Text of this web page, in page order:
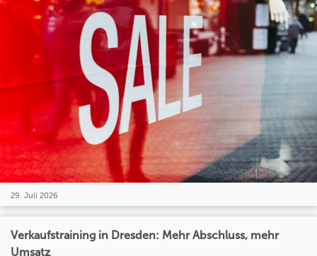
29. Juli 2026
Verkaufstraining in Dresden: Mehr Abschluss, mehr
Umsatz